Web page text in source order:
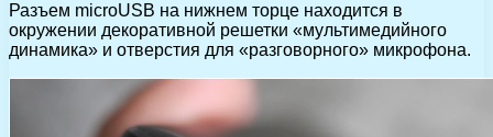
Разъем microUSB на нижнем торце находится в
окружении декоративной решетки «мультимедийного
динамика» и отверстия для «разговорного» микрофона.